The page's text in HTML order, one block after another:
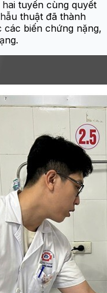
tuyến cùng quyết
thuật đã thành
biến chứng nặng,